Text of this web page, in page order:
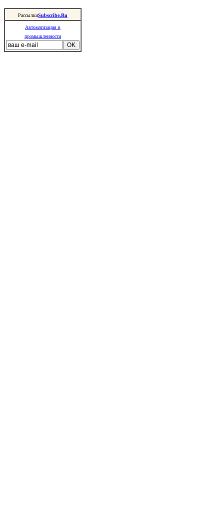
РассылкиSubscribe.Ru
Автоматизация в
промышленности